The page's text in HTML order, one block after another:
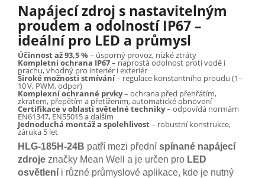
Napájecí zdroj s nastavitelným
proudem a odolností IP67 –
ideální pro LED a průmysl
Účinnost až 93,5 %– úsporný provoz, nízké ztráty
Kompletní ochrana IP67– naprostá odolnost proti vodě i
prachu, vhodný pro interiér i exteriér
Široké možnosti stmívání– regulace konstantního proudu (1–
10 V, PWM, odpor)
Komplexní ochranné prvky– ochrana před přehřátím,
zkratem, přepětím a přetížením, automatické obnovení
Certifikace v oblasti světelné techniky– odpovídá normám
EN61347, EN55015 a dalším
Jednoduchá montáž a spolehlivost– robustní konstrukce,
záruka 5 let
HLG-185H-24B patří mezi přední spínané napájecí
zdroje značky Mean Well a je určen pro LED
osvětlení i různé průmyslové aplikace, kde je nutný